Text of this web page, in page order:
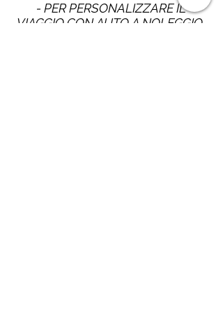
- PER PERSONALIZZARE IL
VIAGGIO CON AUTO A NOLEGGIO